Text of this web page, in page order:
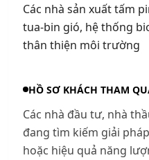
Các nhà sản xuất tấm
tua-bin gió, hệ thống
thân thiện môi trường
HỒ SƠ KHÁCH THAM
Các nhà đầu tư, nhà
đang tìm kiếm giải
hoặc hiệu quả năng